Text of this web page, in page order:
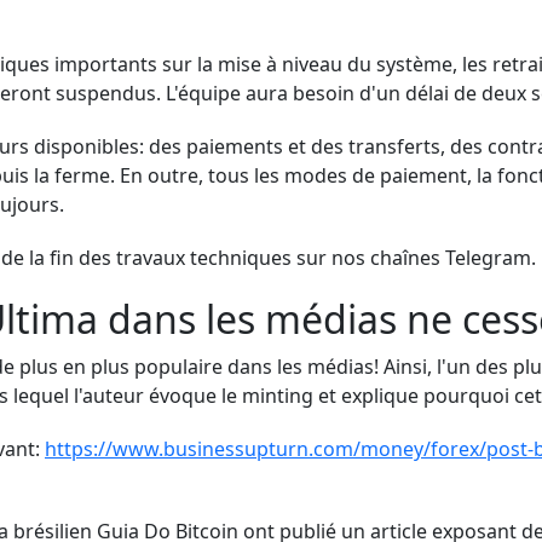
importants sur la mise à niveau du système, les
suspendus. L'équipe aura besoin d'un délai de deux
disponibles: des paiements et des transferts, des
la ferme. En outre, tous les modes de paiement, la
la fin des travaux techniques sur nos chaînes Telegram.
dans les médias ne
plus en plus populaire dans les médias! Ainsi, l'un des
lequel l'auteur évoque le minting et explique pourquoi
https://www.businessupturn.com/money/forex/post-
brésilien Guia Do Bitcoin ont publié un article exposant